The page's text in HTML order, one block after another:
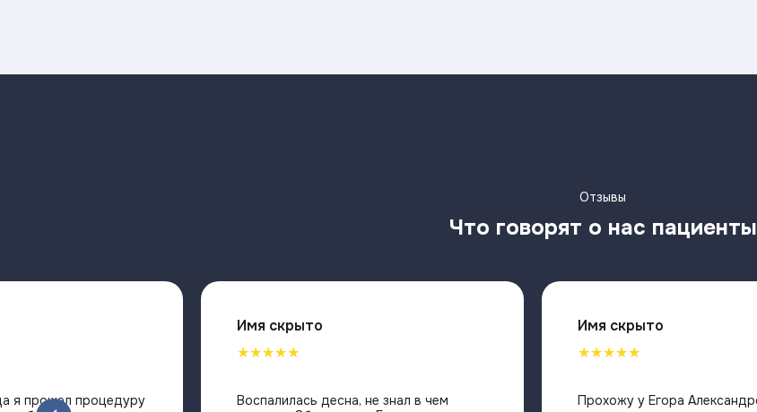
Отзывы
Что говорят о нас пациенты
В июне 2024 года я прошел процедуру
Воспалилась десна, не знал в чем